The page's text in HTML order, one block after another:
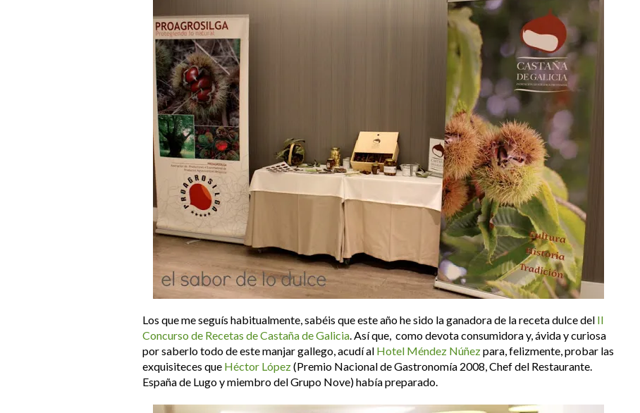
Los que me seguís habitualmente, sabéis que este año he sido la ganadora de la receta dulce del II
Concurso de Recetas de Castaña de Galicia. Así que, como devota consumidora y, ávida y curiosa
por saberlo todo de este manjar gallego, acudí al Hotel Méndez Núñezpara, felizmente, probar las
exquisiteces que Héctor López(Premio Nacional de Gastronomía 2008, Chef del Restaurante.
España de Lugo y miembro del Grupo Nove) había preparado.